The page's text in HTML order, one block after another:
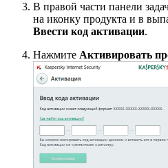
В правой части панели
на иконку продукта и в
Ввести код активации.
Нажмите Активировать